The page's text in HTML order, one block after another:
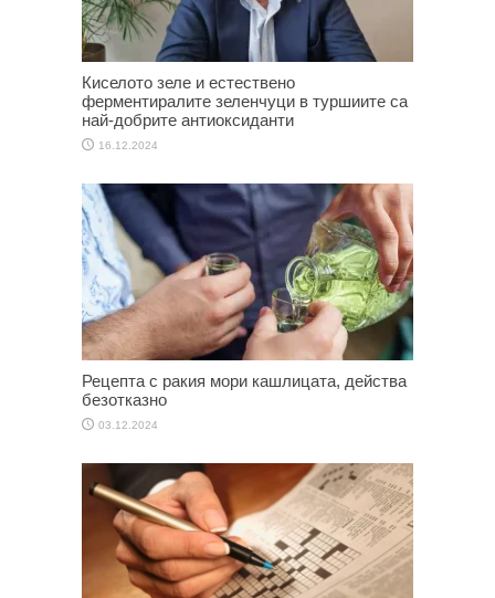
Киселото зеле и естествено
ферментиралите зеленчуци в туршиите са
най-добрите антиоксиданти
16.12.2024
Рецепта с ракия мори кашлицата, действа
безотказно
03.12.2024